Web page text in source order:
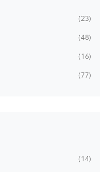
23
48
16
77
14